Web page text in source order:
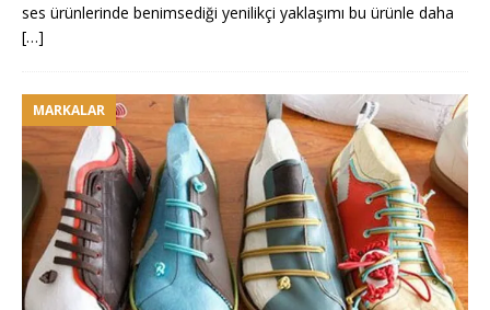
ses ürünlerinde benimsediği yenilikçi yaklaşımı bu ürünle daha
[…]
MARKALAR